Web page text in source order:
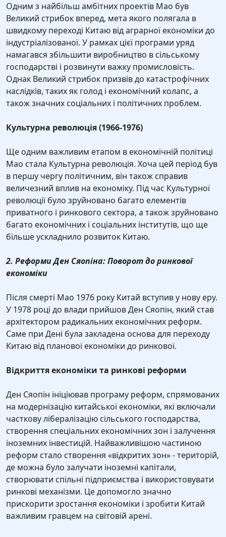
Одним з найбільш амбітних проектів Мао був
Великий стрибок вперед, мета якого полягала в
швидкому переході Китаю від аграрної економіки до
індустріалізованої. У рамках цієї програми уряд
намагався збільшити виробництво в сільському
господарстві і розвинути важку промисловість.
Однак Великий стрибок призвів до катастрофічних
наслідків, таких як голод і економічний колапс, а
також значних соціальних і політичних проблем.
Культурна революція (1966-1976)
Ще одним важливим етапом в економічній політиці
Мао стала Культурна революція. Хоча цей період був
в першу чергу політичним, він також справив
величезний вплив на економіку. Під час Культурної
революції було зруйновано багато елементів
приватного і ринкового сектора, а також зруйновано
багато економічних і соціальних інститутів, що ще
більше ускладнило розвиток Китаю.
2. Реформи Ден Сяопіна: Поворот до ринкової
економіки
Після смерті Мао 1976 року Китай вступив у нову еру.
У 1978 році до влади прийшов Ден Сяопін, який став
архітектором радикальних економічних реформ.
Саме при Дені була закладена основа для переходу
Китаю від планової економіки до ринкової.
Відкриття економіки та ринкові реформи
Ден Сяопін ініціював програму реформ, спрямованих
на модернізацію китайської економіки, які включали
часткову лібералізацію сільського господарства,
створення спеціальних економічних зон і залучення
іноземних інвестицій. Найважливішою частиною
реформ стало створення «відкритих зон» - територій,
де можна було залучати іноземні капітали,
створювати спільні підприємства і використовувати
ринкові механізми. Це допомогло значно
прискорити зростання економіки і зробити Китай
важливим гравцем на світовій арені.